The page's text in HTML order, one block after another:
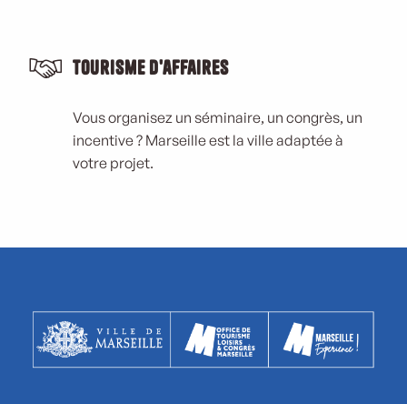
Tourisme d'affaires
Vous organisez un séminaire, un congrès, un
incentive ? Marseille est la ville adaptée à
votre projet.